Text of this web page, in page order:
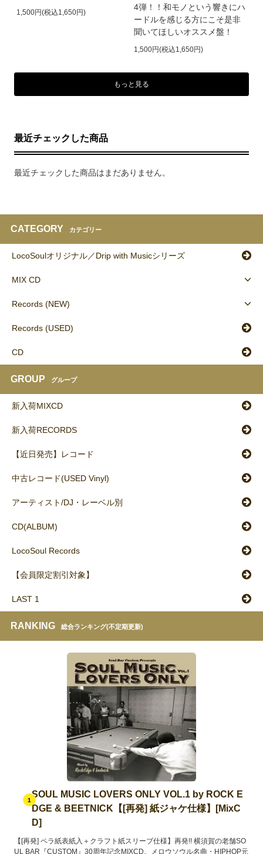
1,500円(税込1,650円)
4弾！！和モノという響きにハ
ードルを感じる方にこそ是非
聞いてほしいオススメ盤！
1,500円(税込1,650円)
もっと見る
最近チェックした商品
最近チェックした商品はまだありません。
CATEGORY カテゴリー
LocoSoulオリジナル／Drip with Musicシリーズ
MIX CD
Records (NEW)
Records (USED)
CD
GROUP グループ
新入荷MIXCD
新入荷RECORDS
【近日発売】レコード
中古レコード(USED Vinyl)
アーティスト/DJ・レーベル別
CD(ALBUM)
LocoSoul Records
【会員限定割引対象】
LAST 1
RANKING 総合ランキング(不定期更新)
1
SOUL MUSIC LOVERS ONLY VOL.1 by ROCK E
DGE & BEETNICK【[再発] 紙ジャケ仕様】[MixC
D]
【[再発] ペラ紙表紙入＋クラフト紙スリーブ仕様】再発!! 横須賀の老舗SO
UL BAR『CUSTOM』30周年記念MIXCD。メロウソウル名曲・HIPHOP元